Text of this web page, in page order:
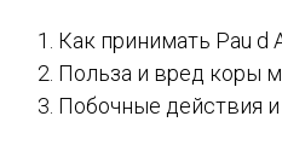
Как принимать Pau d
Польза и вред коры
Побочные действия